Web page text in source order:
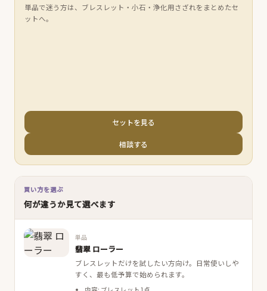
単品で迷う方は、ブレスレット・小石・浄化用さざれをまとめたセ
ットへ。
セットを見る
相談する
買い方を選ぶ
何が違うか見て選べます
単品
翡翠 ローラー
ブレスレットだけを試したい方向け。日常使いしや
すく、最も低予算で始められます。